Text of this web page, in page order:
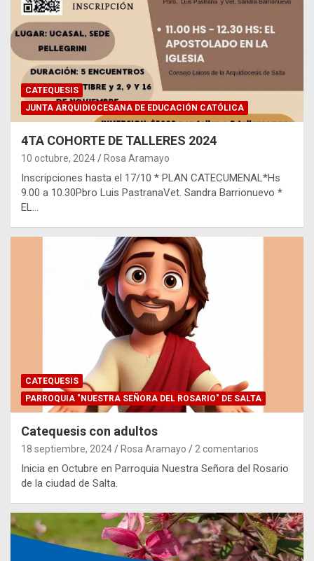
CATEQUESIS
JUNTA ARQUIDIOCESANA DE EDUCACIÓN CATÓLICA
4TA COHORTE DE TALLERES 2024
10 octubre, 2024 Rosa Aramayo
Inscripciones hasta el 17/10 * PLAN CATECUMENAL*Hs
9.00 a 10.30Pbro Luis PastranaVet. Sandra Barrionuevo *
EL…
CATEQUESIS
PARROQUIA "NUESTRA SEÑORA DEL ROSARIO" DE SALTA
Catequesis con adultos
18 septiembre, 2024 Rosa Aramayo 2 comentarios
Inicia en Octubre en Parroquia Nuestra Señora del Rosario
de la ciudad de Salta.